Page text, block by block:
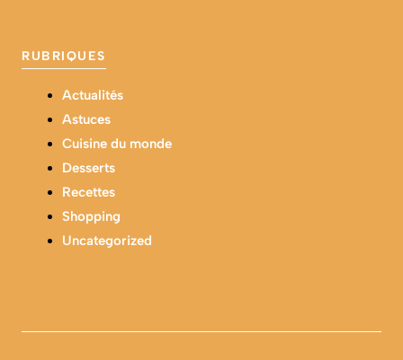
RUBRIQUES
Actualités
Astuces
Cuisine du monde
Desserts
Recettes
Shopping
Uncategorized